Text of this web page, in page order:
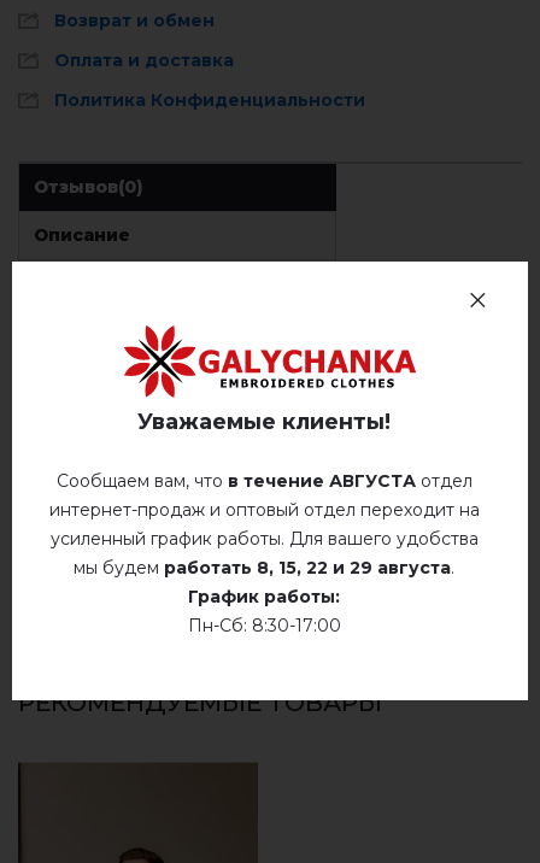
Возврат и обмен
Оплата и доставка
Политика Конфиденциальности
Отзывов(0)
Описание
ОТЗЫВЫ О ГОВЕРЛА (ДЖИНС ГОЛУБОЙ С КРАСНО-
БЕЛЫМ)
Немає відгуків про цей товар.
добавьте свой отзыв о Говерла (джинс
голубой с красно-белым)
РЕКОМЕНДУЕМЫЕ ТОВАРЫ
Уважаемые клиенты!
Сообщаем вам, что в течение АВГУСТАотдел
интернет-продаж и оптовый отдел переходит на
усиленный график работы. Для вашего удобства
мы будем работать 8, 15, 22 и 29 августа.
График работы:
Пн-Сб: 8:30-17:00